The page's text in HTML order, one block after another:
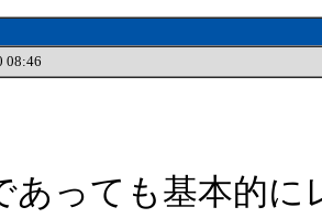
08:46
あっても基本的